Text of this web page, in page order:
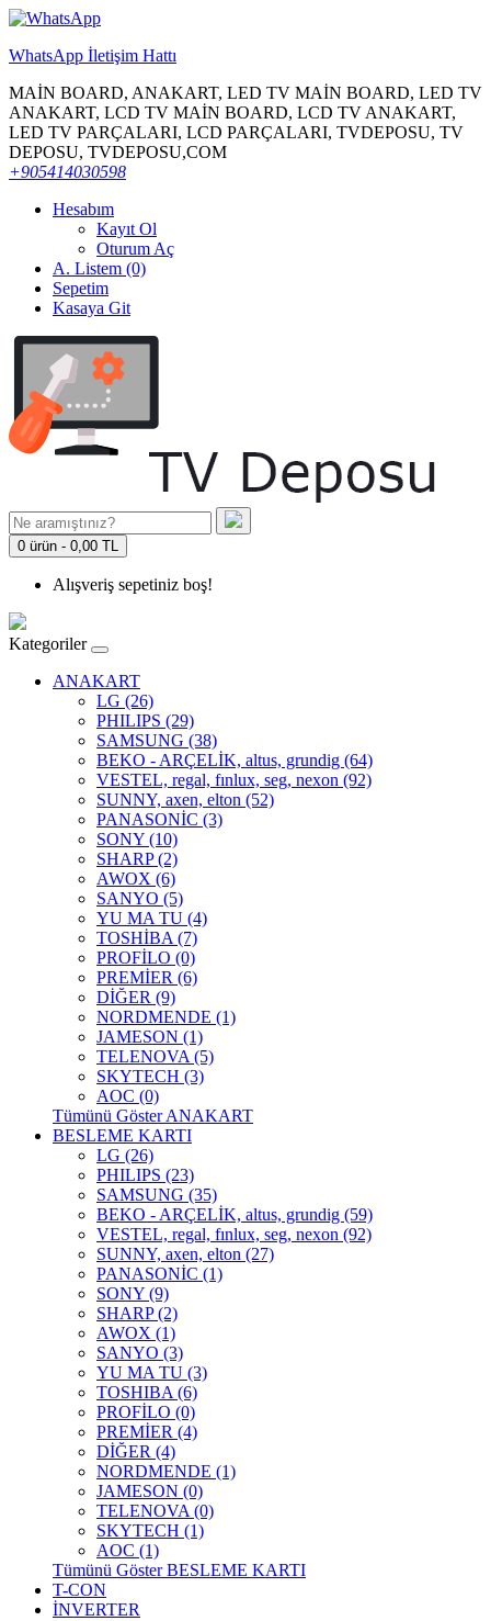
WhatsApp İletişim Hattı
MAİN BOARD, ANAKART, LED TV MAİN BOARD, LED TV
ANAKART, LCD TV MAİN BOARD, LCD TV ANAKART,
LED TV PARÇALARI, LCD PARÇALARI, TVDEPOSU, TV
DEPOSU, TVDEPOSU,COM
+905414030598
Hesabım
Kayıt Ol
Oturum Aç
A. Listem (0)
Sepetim
Kasaya Git
0 ürün - 0,00 TL
Alışveriş sepetiniz boş!
Kategoriler
ANAKART
LG (26)
PHILIPS (29)
SAMSUNG (38)
BEKO - ARÇELİK, altus, grundig (64)
VESTEL, regal, fınlux, seg, nexon (92)
SUNNY, axen, elton (52)
PANASONİC (3)
SONY (10)
SHARP (2)
AWOX (6)
SANYO (5)
YU MA TU (4)
TOSHİBA (7)
PROFİLO (0)
PREMİER (6)
DİĞER (9)
NORDMENDE (1)
JAMESON (1)
TELENOVA (5)
SKYTECH (3)
AOC (0)
Tümünü Göster ANAKART
BESLEME KARTI
LG (26)
PHILIPS (23)
SAMSUNG (35)
BEKO - ARÇELİK, altus, grundig (59)
VESTEL, regal, fınlux, seg, nexon (92)
SUNNY, axen, elton (27)
PANASONİC (1)
SONY (9)
SHARP (2)
AWOX (1)
SANYO (3)
YU MA TU (3)
TOSHIBA (6)
PROFİLO (0)
PREMİER (4)
DİĞER (4)
NORDMENDE (1)
JAMESON (0)
TELENOVA (0)
SKYTECH (1)
AOC (1)
Tümünü Göster BESLEME KARTI
T-CON
İNVERTER